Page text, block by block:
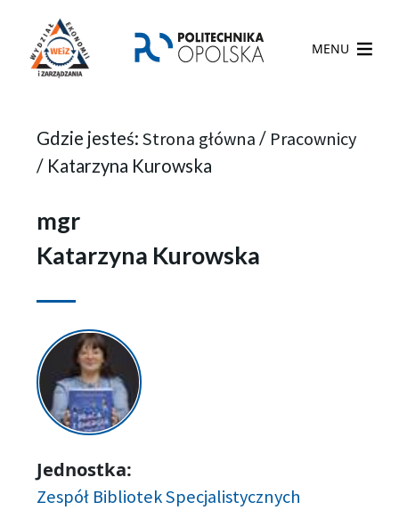
MENU
Gdzie jesteś: Strona główna / Pracownicy
/ Katarzyna Kurowska
mgr
Katarzyna Kurowska
Jednostka:
Zespół Bibliotek Specjalistycznych